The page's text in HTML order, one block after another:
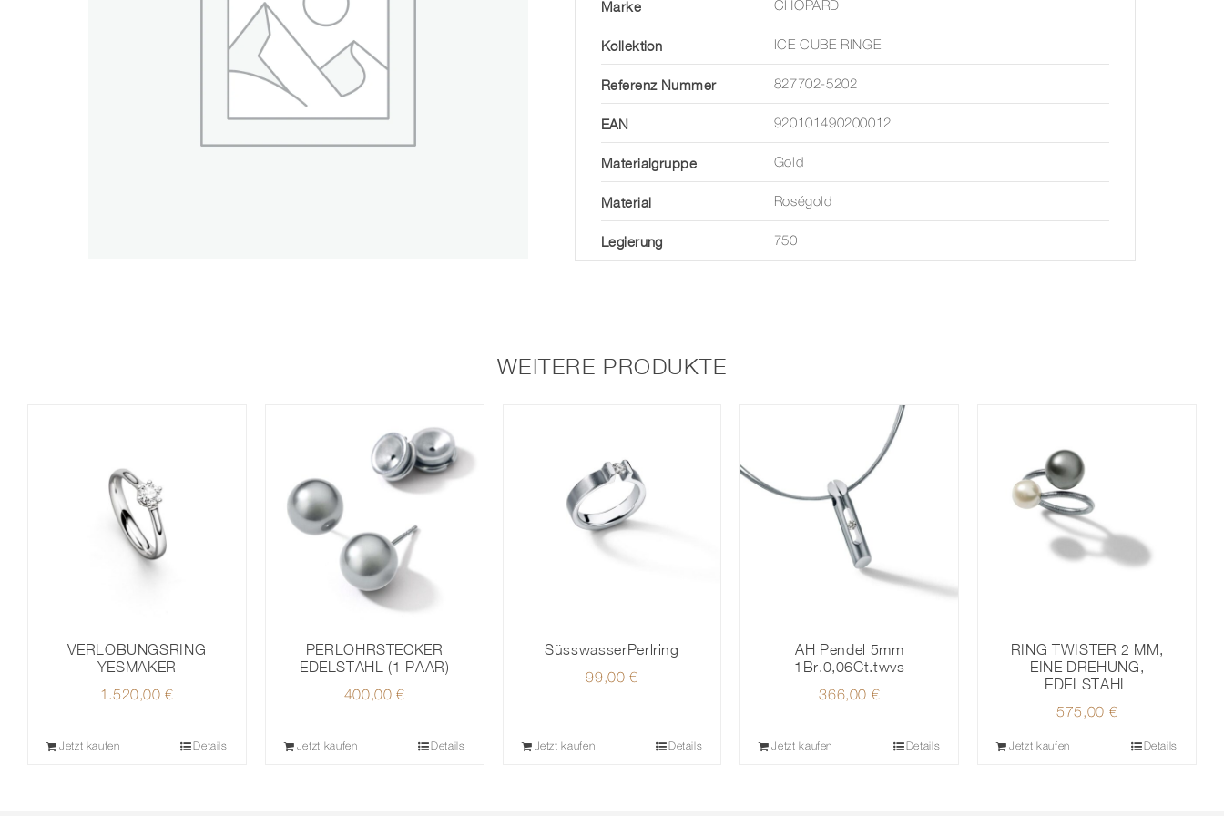
Marke CHOPARD
Kollektion ICE CUBE RINGE
Referenz Nummer 827702-5202
EAN 920101490200012
Materialgruppe Gold
Material Roségold
Legierung 750
WEITERE PRODUKTE
VERLOBUNGSRING
YESMAKER
1.520,00€
Jetzt kaufen Details
PERLOHRSTECKER
EDELSTAHL (1 PAAR)
400,00€
Jetzt kaufen Details
SüsswasserPerlring
99,00€
Jetzt kaufen Details
AH Pendel 5mm
1Br.0,06Ct.twvs
366,00 €
Jetzt kaufen Details
RING TWISTER 2 MM,
EINE DREHUNG,
EDELSTAHL
575,00 €
Jetzt kaufen Details